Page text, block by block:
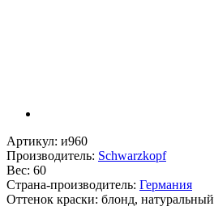
Артикул: и960
Производитель: Schwarzkopf
Вес: 60
Страна-производитель: Германия
Оттенок краски: блонд, натуральный